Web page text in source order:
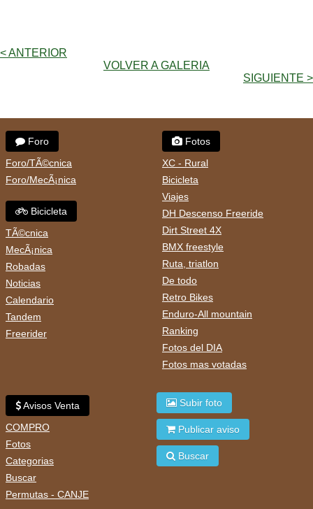
< ANTERIOR
VOLVER A GALERIA
SIGUIENTE >
Foro
Foro/TÃ©cnica
Foro/MecÃ¡nica
Bicicleta
TÃ©cnica
MecÃ¡nica
Robadas
Noticias
Calendario
Tandem
Freerider
Fotos
XC - Rural
Bicicleta
Viajes
DH Descenso Freeride
Dirt Street 4X
BMX freestyle
Ruta, triatlon
De todo
Retro Bikes
Enduro-All mountain
Ranking
Fotos del DIA
Fotos mas votadas
Avisos Venta
COMPRO
Fotos
Categorias
Buscar
Permutas - CANJE
Subir foto
Publicar aviso
Buscar